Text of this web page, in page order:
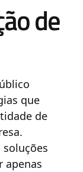
de
que
de
apenas